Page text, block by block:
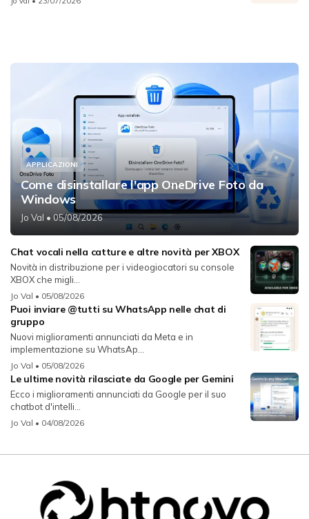
APPLICAZIONI
Come disinstallare l'app OneDrive Foto da
Windows
Jo Val • 05/08/2026
Chat vocali nella catture e altre novità per XBOX
Novità in distribuzione per i videogiocatori su console
XBOX che migli...
Jo Val • 05/08/2026
Puoi inviare @tutti su WhatsApp nelle chat di
gruppo
Nuovi miglioramenti annunciati da Meta e in
implementazione su WhatsAp...
Jo Val • 05/08/2026
Le ultime novità rilasciate da Google per Gemini
Ecco i miglioramenti annunciati da Google per il suo
chatbot d'intelli...
Jo Val • 04/08/2026